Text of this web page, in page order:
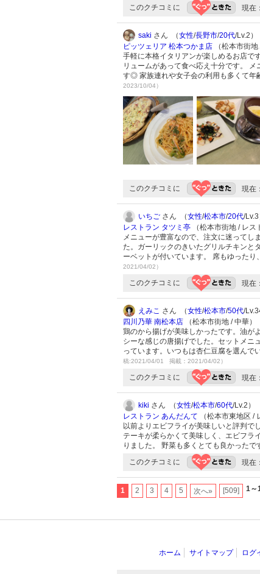
このクチコミに 現在：
saki さん （女性/長野市/20代/Lv.2）
ピッツェリア 松本つかま店 （松本市街地
手軽に本格イタリアンが楽しめるお店で
リュームがあって食べ応え十分です。
す◎ 家族連れや女子会の利用も多くて年
2023/10/04）
このクチコミに 現在：
いちご さん （女性/松本市/20代/Lv.3
レストラン タツミ亭 （松本市街地 / レス
メニューが豊富なので、注文に迷ってし
た。ガーリックのきいたグリルチキンと
ーベットが付いています。 席もゆったり
2021/04/02）
このクチコミに 現在：
えみこ さん （女性/松本市/50代/
四川乃華 南松本店 （松本市街地 / 中華）
鶏のから揚げが美味しかったです。油が
シーな感じの唐揚げでした。セットメニ
っています。いつもは杏仁豆腐を選んで
稿:2021/04/01 掲載：2021/04/02）
このクチコミに 現在：
kiki さん （女性/松本市/60代/Lv.2）
レストラン あんだんて （松本市東地区 /
以前よりエビフライが美味しいと評判で
テーキが柔らかくて美味しく、エビフラ
りました。 野菜も多くとても良かったで
このクチコミに 現在：
1 2 3 4 5 次へ» [509] 1～
ホーム サイトマップ ログ